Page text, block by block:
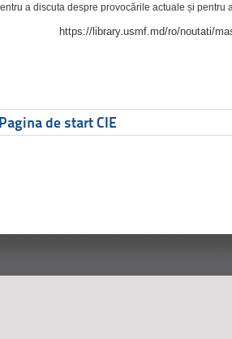
a discuta despre provocările actuale și
https://library.usmf.md/ro/noutati/
Pagina de start CIE